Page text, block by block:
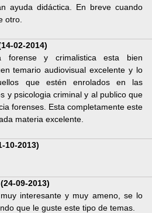
ayuda didáctica. En breve cuando
otro.
02-2014)
forense y crimalistica esta bien
temario audiovisual excelente y lo
que estén enrolados en las
y psicologia criminal y al publico que
forenses. Esta completamente este
materia excelente.
10-2013)
(24-09-2013)
interesante y muy ameno, se lo
que le guste este tipo de temas.